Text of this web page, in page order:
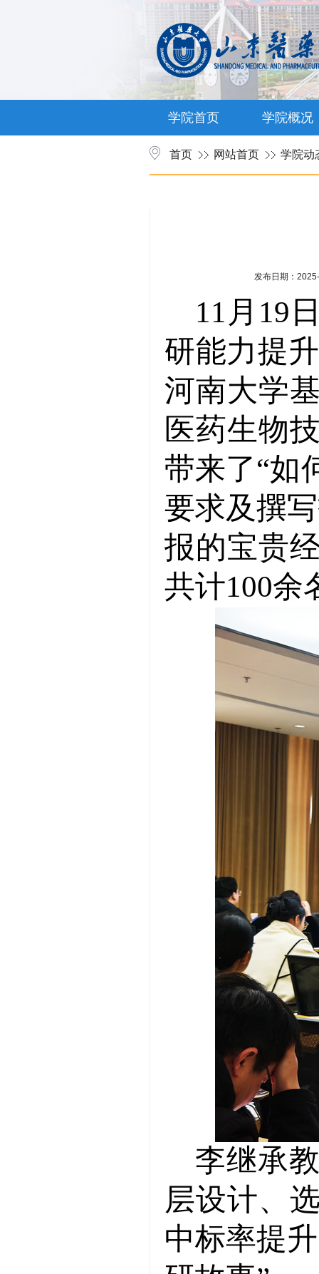
学院首页 学院概况
首页 网站首页 学院动
发布日期：
11月19
研能力提
河南大学
医药生物
带来了“如
要求及撰
报的宝贵
共计100余
李继承
层设计、
中标率提